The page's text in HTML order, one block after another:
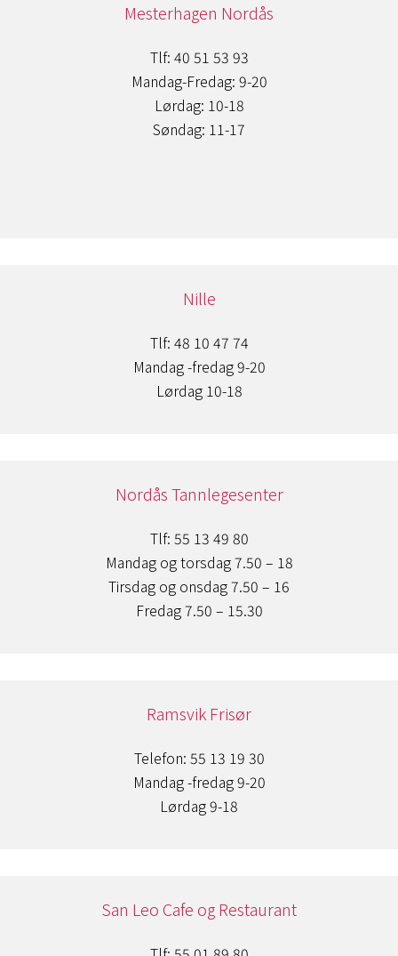
Mesterhagen Nordås
Tlf: 40 51 53 93
Mandag-Fredag: 9-20
Lørdag: 10-18
Søndag: 11-17
Nille
Tlf: 48 10 47 74
Mandag -fredag 9-20
Lørdag 10-18
Nordås Tannlegesenter
Tlf: 55 13 49 80
Mandag og torsdag 7.50 – 18
Tirsdag og onsdag 7.50 – 16
Fredag 7.50 – 15.30
Ramsvik Frisør
Telefon: 55 13 19 30
Mandag -fredag 9-20
Lørdag 9-18
San Leo Cafe og Restaurant